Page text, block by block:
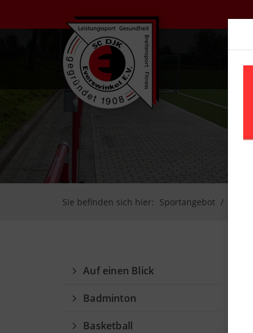
Sie befinden sich hier: Sportangebot
Auf einen Blick
Badminton
Basketball